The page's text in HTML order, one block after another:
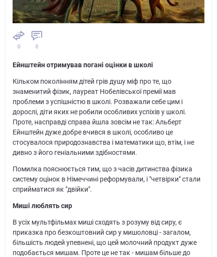
0 0
Ейнштейн отримував погані оцінки в школі
Кільком поколінням дітей грів душу міф про те, що
знаменитий фізик, лауреат Нобелівської премії мав
проблеми з успішністю в школі. Розважали себе цим і
дорослі, діти яких не робили особливих успіхів у школі.
Проте, насправді справа йшла зовсім не так: Альберт
Ейнштейн дуже добре вчився в школі, особливо це
стосувалося природознавства і математики що, втім, і не
дивно з його геніальними здібностями.
Помилка пояснюється тим, що з часів дитинства фізика
систему оцінок в Німеччині реформували, і "четвірки" стали
сприйматися як "двійки".
Миші люблять сир
В усіх мультфільмах миші сходять з розуму від сиру, є
приказка про безкоштовний сир у мишоловці - загалом,
більшість людей упевнені, що цей молочний продукт дуже
подобається мишам. Проте це не так - мишам більше до